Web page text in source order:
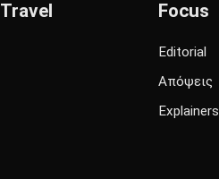
Travel Focus
Editorial
Απόψεις
Explainers